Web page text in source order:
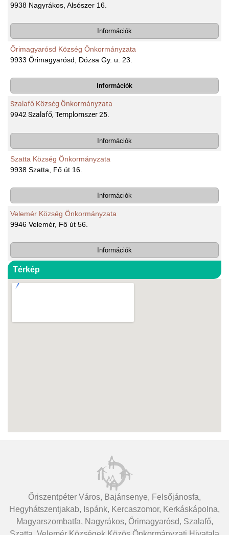
9938 Nagyrákos, Alsószer 16.
Információk
Őrimagyarósd Község Önkormányzata
9933 Őrimagyarósd, Dózsa Gy. u. 23.
Információk
Szalafő Község Önkormányzata
9942 Szalafő, Templomszer 25.
Információk
Szatta Község Önkormányzata
9938 Szatta, Fő út 16.
Információk
Velemér Község Önkormányzata
9946 Velemér, Fő út 56.
Információk
Térkép
Őriszentpéter Város, Bajánsenye, Felsőjánosfa,
Hegyhátszentjakab, Ispánk, Kercaszomor, Kerkáskápolna,
Magyarszombatfa, Nagyrákos, Őrimagyarósd, Szalafő,